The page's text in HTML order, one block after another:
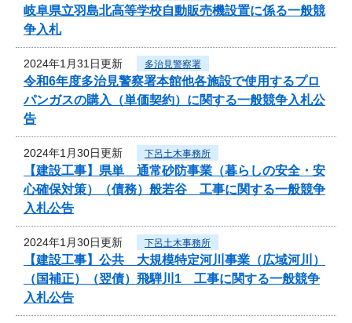
岐阜県立羽島北高等学校自動販売機設置に係る一般競
争入札
2024年1月31日更新 多治見警察署
令和6年度多治見警察署本館他各施設で使用するプロ
パンガスの購入（単価契約）に関する一般競争入札公
告
2024年1月30日更新 下呂土木事務所
【建設工事】県単 通常砂防事業（暮らしの安全・安
心確保対策）（債務）般若谷 工事に関する一般競争
入札公告
2024年1月30日更新 下呂土木事務所
【建設工事】公共 大規模特定河川事業（広域河川）
（国補正）（翌債）飛騨川1 工事に関する一般競争
入札公告